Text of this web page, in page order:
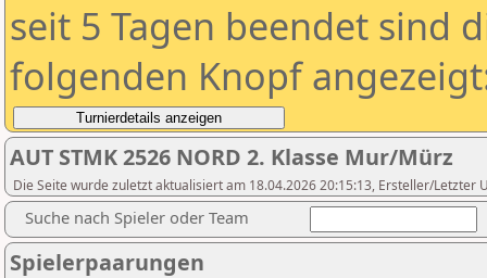
seit 5 Tagen beendet sind
folgenden Knopf
AUT STMK 2526 NORD 2. Klasse Mur/Mürz
Die Seite wurde zuletzt aktualisiert am 18.04.2026 20:15:13, Ersteller/Letzter
Suche nach Spieler oder Team
Spielerpaarungen